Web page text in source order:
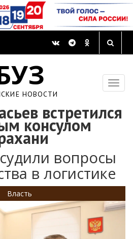
НОВОСТИ
встретился
консулом
вопросы
в логистике
Власть